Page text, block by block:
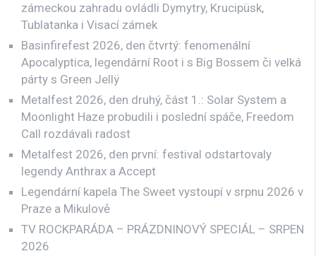
zámeckou zahradu ovládli Dymytry, Krucipüsk,
Tublatanka i Visací zámek
Basinfirefest 2026, den čtvrtý: fenomenální
Apocalyptica, legendární Root i s Big Bossem či velká
párty s Green Jellÿ
Metalfest 2026, den druhý, část 1.: Solar System a
Moonlight Haze probudili i poslední spáče, Freedom
Call rozdávali radost
Metalfest 2026, den první: festival odstartovaly
legendy Anthrax a Accept
Legendární kapela The Sweet vystoupí v srpnu 2026 v
Praze a Mikulově
TV ROCKPARÁDA – PRÁZDNINOVÝ SPECIÁL – SRPEN
2026